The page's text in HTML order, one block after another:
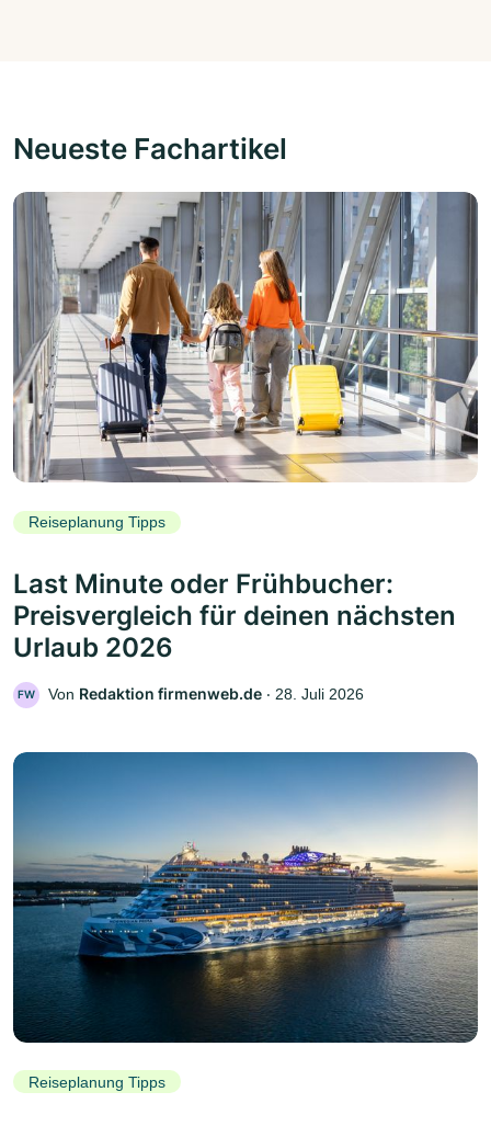
Neueste Fachartikel
Reiseplanung Tipps
Last Minute oder Frühbucher:
Preisvergleich für deinen nächsten
Urlaub 2026
FW Von Redaktion firmenweb.de ‧ 28. Juli 2026
Reiseplanung Tipps